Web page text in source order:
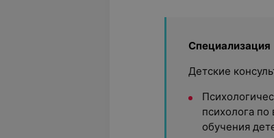
Специализация
Детские
психолога по
обучения